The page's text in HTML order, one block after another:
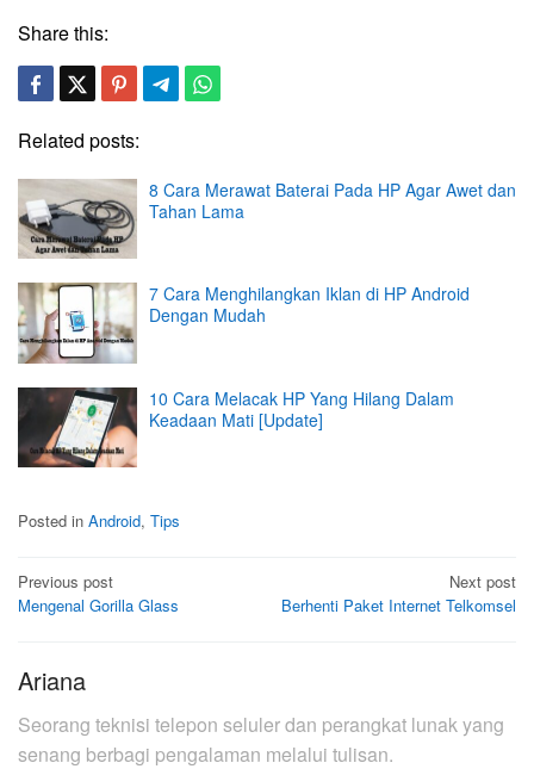
Share this:
Related posts:
8 Cara Merawat Baterai Pada HP Agar Awet dan
Tahan Lama
7 Cara Menghilangkan Iklan di HP Android
Dengan Mudah
10 Cara Melacak HP Yang Hilang Dalam
Keadaan Mati [Update]
Posted in Android, Tips
Post
navigation
Previous post
Mengenal Gorilla Glass
Next post
Berhenti Paket Internet Telkomsel
Ariana
Seorang teknisi telepon seluler dan perangkat lunak yang
senang berbagi pengalaman melalui tulisan.